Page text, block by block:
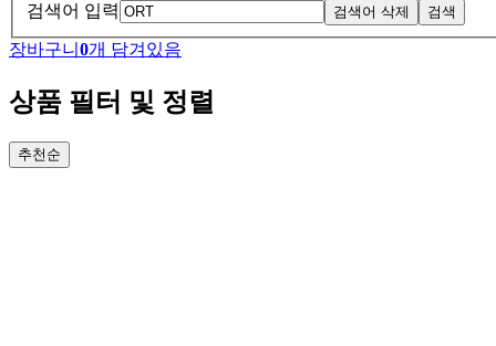
검색어 입력
검색어 삭제 검색
장바구니 0개 담겨있음
상품 필터 및 정렬
추천순